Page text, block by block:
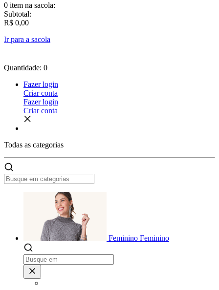
0 item na sacola:
Subtotal:
R$ 0,00
Ir para a sacola
Quantidade: 0
Fazer login
Criar conta
Fazer login
Criar conta
Todas as categorias
Feminino Feminino